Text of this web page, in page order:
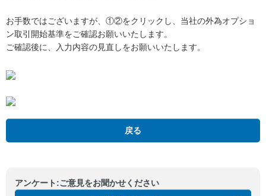
お手数ではございますが、①②をクリックし、当社の外為オプショ
ン取引開始基準をご確認お願いいたします。
ご確認後に、入力内容の見直しをお願いいたします。
戻る
アンケート:ご意見をお聞かせください